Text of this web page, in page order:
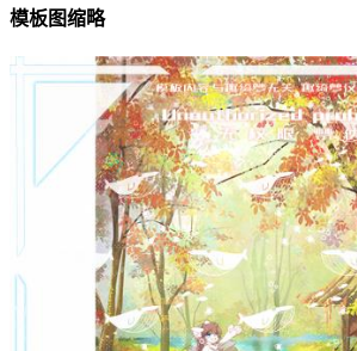
模板图缩略